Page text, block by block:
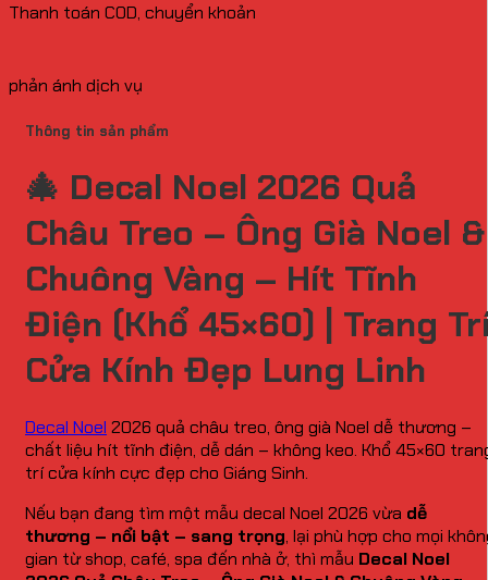
Thanh toán COD, chuyển khoản
phản ánh dịch vụ
Thông tin sản phẩm
🎄 Decal Noel 2026 Quả
Châu Treo – Ông Già Noel &
Chuông Vàng – Hít Tĩnh
Điện (Khổ 45×60) | Trang
Cửa Kính Đẹp Lung Linh
Decal Noel 2026 quả châu treo, ông già Noel dễ thương –
chất liệu hít tĩnh điện, dễ dán – không keo. Khổ 45×60
trí cửa kính cực đẹp cho Giáng Sinh.
Nếu bạn đang tìm một mẫu decal Noel 2026 vừa dễ
thương – nổi bật – sang trọng, lại phù hợp cho mọi
gian từ shop, café, spa đến nhà ở, thì mẫu Decal Noel